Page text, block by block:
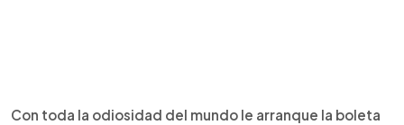
Con toda la odiosidad del mundo le arranque la boleta